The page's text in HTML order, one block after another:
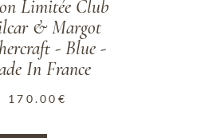
Limitée Club
& Margot
- Blue -
In France
170.00 €